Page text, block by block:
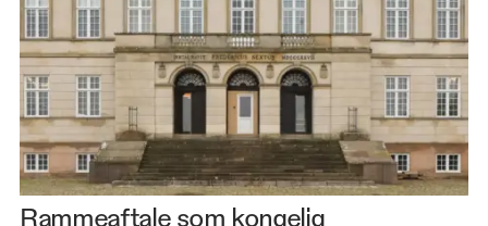
Rammeaftale som kongelig